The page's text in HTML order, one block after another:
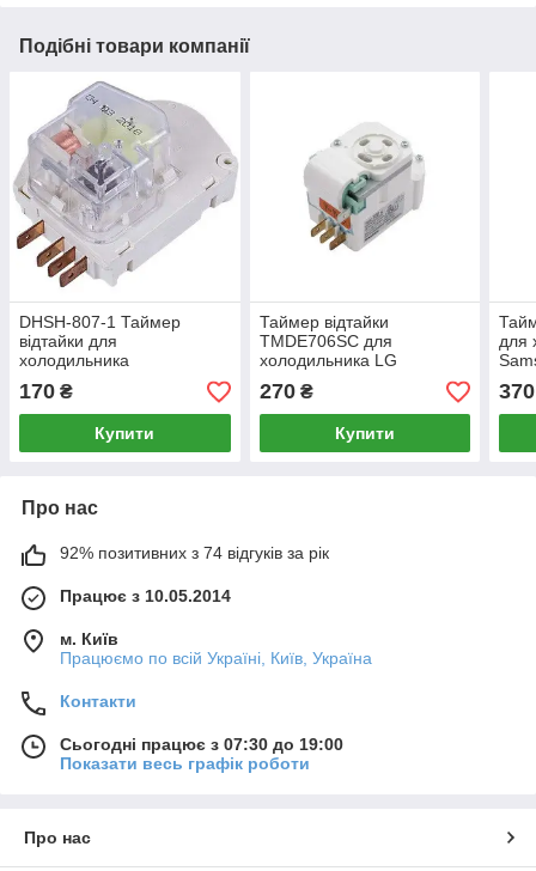
Подібні товари компанії
DHSH-807-1 Таймер
відтайки для
холодильника
170 ₴
Купити
Таймер відтайки
TMDE706SC для
холодильника LG
6914JB2006R
270₴
Купити
для
370
Про нас
92% позитивних з 74 відгуків за рік
Працює з 10.05.2014
м. Київ
Працюємо по всій Україні, Київ, Україна
Контакти
Сьогодні працює з 07:30 до 19:00
Показати весь графік роботи
Про нас